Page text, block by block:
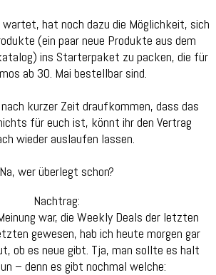
wartet, hat noch dazu die Möglichkeit, sich
(ein paar neue Produkte aus dem
ins Starterpaket zu packen, die für
ab 30. Mai bestellbar sind.
kurzer Zeit draufkommen, dass das
für euch ist, könnt ihr den Vertrag
wieder auslaufen lassen.
Na, wer überlegt schon?
Nachtrag:
war, die Weekly Deals der letzten
gewesen, hab ich heute morgen gar
ob es neue gibt. Tja, man sollte es halt
– denn es gibt nochmal welche: